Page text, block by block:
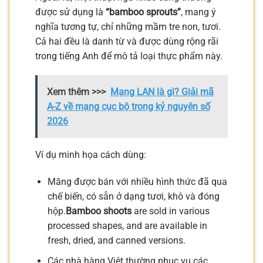
được sử dụng là “bamboo sprouts”, mang ý
nghĩa tương tự, chỉ những mầm tre non, tươi.
Cả hai đều là danh từ và được dùng rộng rãi
trong tiếng Anh để mô tả loại thực phẩm này.
Xem thêm >>> Mạng LAN là gì? Giải mã
A-Z về mạng cục bộ trong kỷ nguyên số
2026
Ví dụ minh họa cách dùng:
Măng được bán với nhiều hình thức đã qua
chế biến, có sẵn ở dạng tươi, khô và đóng
hộp.Bamboo shootsare sold in various
processed shapes, and are available in
fresh, dried, and canned versions.